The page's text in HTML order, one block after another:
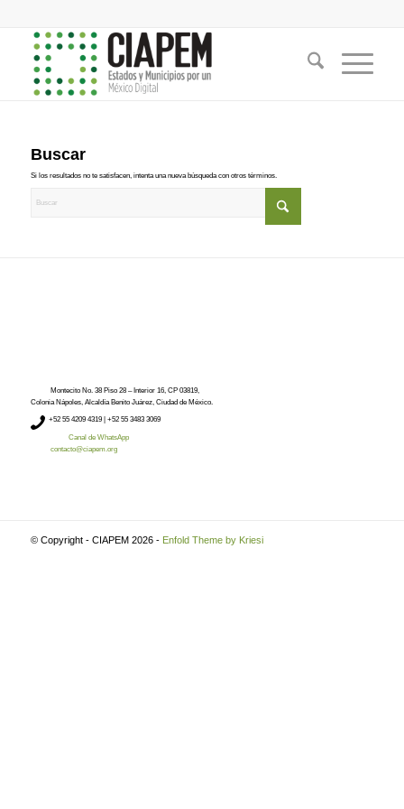
Buscar
Si los resultados no te satisfacen, intenta una nueva búsqueda con otros términos.
Montecito No. 38 Piso 28 – Interior 16, CP 03819,
Colonia Nápoles, Alcaldía Benito Juárez, Ciudad de México.
+52 55 4209 4319 | +52 55 3483 3069
Canal de WhatsApp
contacto@ciapem.org
© Copyright - CIAPEM 2026 - Enfold Theme by Kriesi